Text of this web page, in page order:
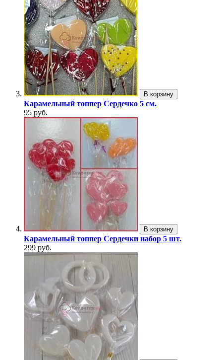
В корзину
Карамельный топпер Сердечко 5 см.
95 руб.
В корзину
Карамельный топпер Сердечки набор 5 шт.
299 руб.